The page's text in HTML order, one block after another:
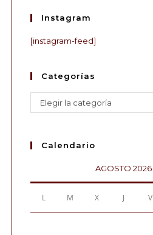
Instagram
[instagram-feed]
Categorías
Elegir la categoría
Calendario
AGOSTO 2026
L M X J V